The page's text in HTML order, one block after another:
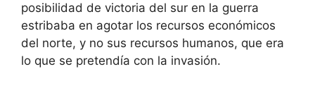
posibilidad de victoria del sur en la guerra
estribaba en agotar los recursos económicos
del norte, y no sus recursos humanos, que era
lo que se pretendía con la invasión.